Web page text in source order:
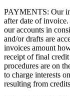
PAYMENTS: Our
after date of
our accounts in
and/or drafts are
invoices amount
receipt of final
procedures are on
to charge interests
resulting from